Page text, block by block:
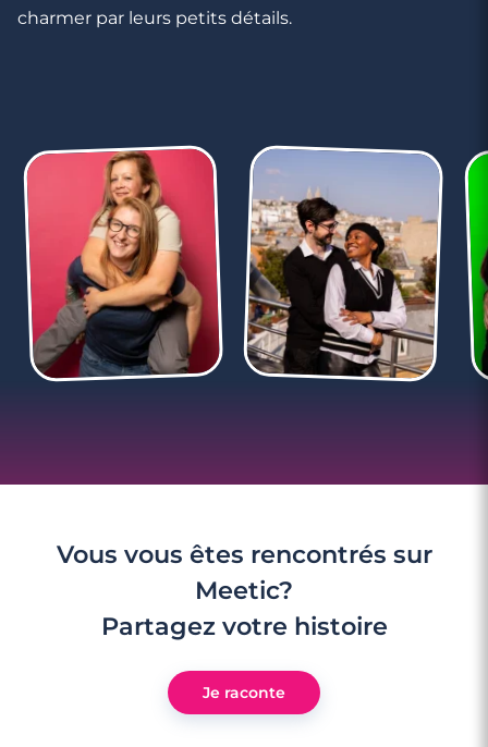
charmer par leurs petits détails.
Vous vous êtes rencontrés sur
Meetic?
Partagez votre histoire
Je raconte